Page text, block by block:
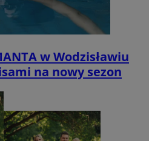
w Wodzisławiu
na nowy sezon